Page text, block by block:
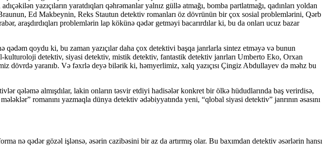
yazıçıların yaratdıqları qəhrəmanlar yalnız güllə atmağı, bomba partlatmağı, qadınları yoldan
Ed Makbeynin, Reks Stautun detektiv romanları öz dövrünün bir çox sosial problemlərini, Qərb
araşdırdıqları problemlərin lap kökünə qədər getməyi bacarırdılar ki, bu da onları ucuz bazar
qoydu ki, bu zaman yazıçılar daha çox detektivi başqa janrlarla sintez etməyə və bunun
detektiv, siyasi detektiv, mistik detektiv, fantastik detektiv janrları Umberto Eko, Orxan
dövrdə yaranıb. Və fəxrlə deyə bilərik ki, həmyerlimiz, xalq yazıçısı Çingiz Abdullayev də məhz bu
qələmə almışdılar, lakin onların təsvir etdiyi hadisələr konkret bir ölkə hüdudlarında baş verirdisə,
romanını yazmaqla dünya detektiv ədəbiyyatında yeni, “qlobal siyasi detektiv” janrının əsasını
nə qədər gözəl işlənsə, əsərin cazibəsini bir az da artırmış olar. Bu baxımdan detektiv əsərlərin hansı